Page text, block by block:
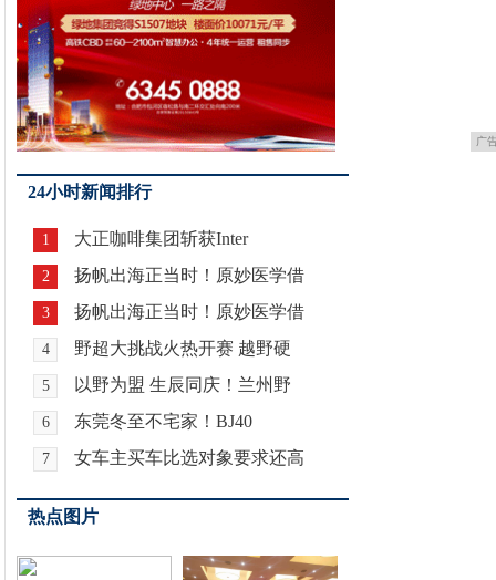
广
24小时新闻排行
1 大正咖啡集团斩获Inter
2 扬帆出海正当时！原妙医学借
3 扬帆出海正当时！原妙医学借
4 野超大挑战火热开赛 越野硬
5 以野为盟 生辰同庆！兰州野
6 东莞冬至不宅家！BJ40
7 女车主买车比选对象要求还高
热点图片